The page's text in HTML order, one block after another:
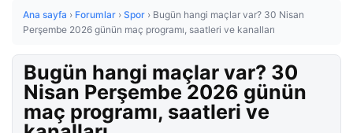
Ana sayfa › Forumlar › Spor › Bugün hangi maçlar var? 30 Nisan
Perşembe 2026 günün maç programı, saatleri ve kanalları
Bugün hangi maçlar var? 30
Nisan Perşembe 2026 günün
maç programı, saatleri ve